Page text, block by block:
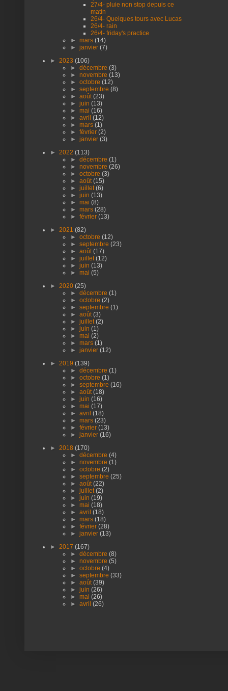
27/4- pluie non stop depuis ce
matin
26/4- Quelques tours avec Lucas
26/4- rain
26/4- friday's practice
► mars (14)
► janvier (7)
► 2023 (106)
► décembre (3)
► novembre (13)
► octobre (12)
► septembre (8)
► août (23)
► juin (13)
► mai (16)
► avril (12)
► mars (1)
► février (2)
► janvier (3)
► 2022 (113)
► décembre (1)
► novembre (26)
► octobre (3)
► août (15)
► juillet (6)
► juin (13)
► mai (8)
► mars (28)
► février (13)
► 2021 (82)
► octobre (12)
► septembre (23)
► août (17)
► juillet (12)
► juin (13)
► mai (5)
► 2020 (25)
► décembre (1)
► octobre (2)
► septembre (1)
► août (3)
► juillet (2)
► juin (1)
► mai (2)
► mars (1)
► janvier (12)
► 2019 (139)
► décembre (1)
► octobre (1)
► septembre (16)
► août (18)
► juin (16)
► mai (17)
► avril (18)
► mars (23)
► février (13)
► janvier (16)
► 2018 (170)
► décembre (4)
► novembre (1)
► octobre (2)
► septembre (25)
► août (22)
► juillet (2)
► juin (19)
► mai (18)
► avril (18)
► mars (18)
► février (28)
► janvier (13)
► 2017 (167)
► décembre (8)
► novembre (5)
► octobre (4)
► septembre (33)
► août (39)
► juin (26)
► mai (26)
► avril (26)